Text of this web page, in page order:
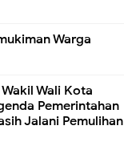
Warga
Wali Kota
Pemerintahan
Jalani Pemulihan